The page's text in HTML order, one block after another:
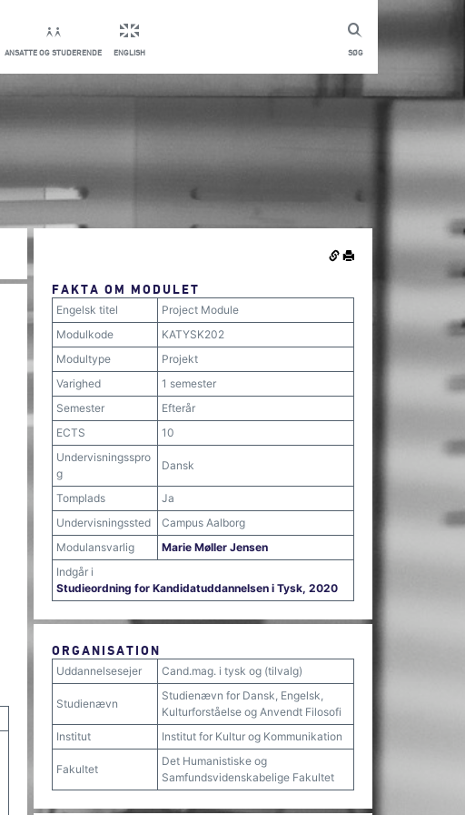
SØG
ANSATTE OG STUDERENDE ENGLISH
FAKTA OM MODULET
Engelsk titel
Project Module
Modulkode
KATYSK202
Modultype
Projekt
Varighed
1 semester
Semester
Efterår
ECTS
10
Undervisningsspro
g
Dansk
Tomplads
Ja
Undervisningssted
Campus Aalborg
Modulansvarlig
Marie Møller Jensen
Indgår i
Studieordning for Kandidatuddannelsen i Tysk, 2020
ORGANISATION
Uddannelsesejer Cand.mag. i tysk og (tilvalg)
Studienævn
Studienævn for Dansk, Engelsk,
Kulturforståelse og Anvendt Filosofi
Institut
Institut for Kultur og Kommunikation
Fakultet
Det Humanistiske og
Samfundsvidenskabelige Fakultet